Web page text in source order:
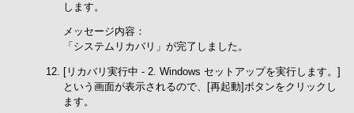
します。
メッセージ内容：
「システムリカバリ」が完了しました。
[リカバリ実行中 - 2. Windows セットアップを実行します。]
という画面が表示されるので、[再起動]ボタンをクリックし
ます。